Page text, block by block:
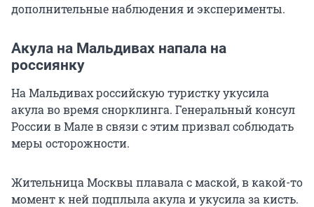
дополнительные наблюдения и эксперименты.
Акула на Мальдивах напала на
россиянку
На Мальдивах российскую туристку укусила
акула во время снорклинга. Генеральный консул
России в Мале в связи с этим призвал соблюдать
меры осторожности.
Жительница Москвы плавала с маской, в какой-то
момент к ней подплыла акула и укусила за кисть.